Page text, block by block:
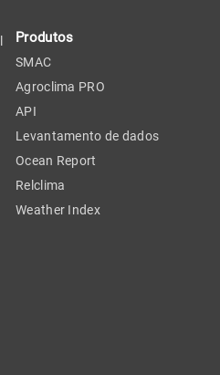
Produtos
SMAC
Agroclima PRO
API
Levantamento de dados
Ocean Report
Relclima
Weather Index